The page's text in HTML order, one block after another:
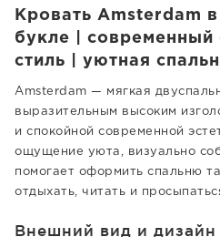
Кровать Amsterdam
букле | современный
стиль | уютная
Amsterdam — мягкая
выразительным высоким
и спокойной современной
ощущение уюта, визуально
помогает оформить спальню
отдыхать, читать и
Внешний вид и дизайн